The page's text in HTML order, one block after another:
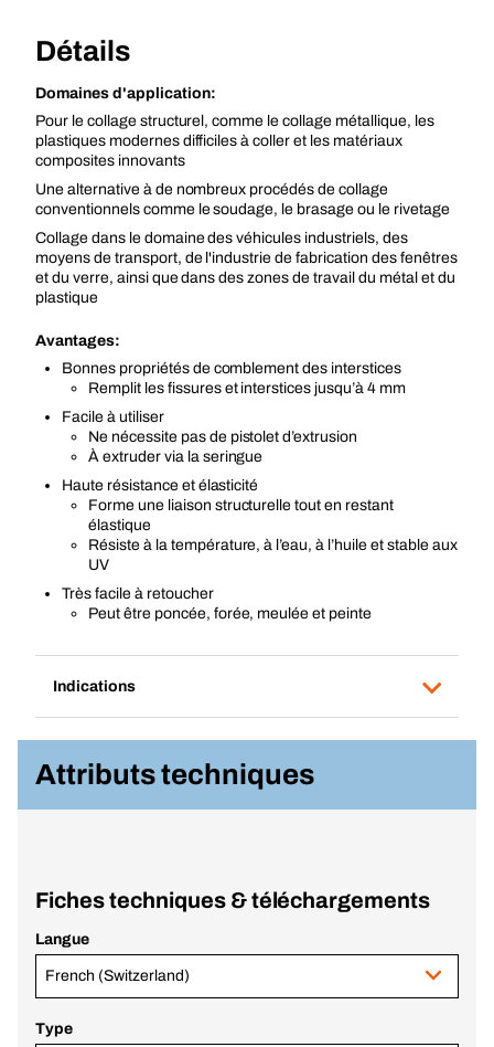
Détails
Domaines d'application:
Pour le collage structurel, comme le collage métallique, les
plastiques modernes difficiles à coller et les matériaux
composites innovants
Une alternative à de nombreux procédés de collage
conventionnels comme le soudage, le brasage ou le rivetage
Collage dans le domaine des véhicules industriels, des
moyens de transport, de l'industrie de fabrication des fenêtres
et du verre, ainsi que dans des zones de travail du métal et du
plastique
Avantages:
Bonnes propriétés de comblement des interstices
Remplit les fissures et interstices jusqu’à 4 mm
Facile à utiliser
Ne nécessite pas de pistolet d’extrusion
À extruder via la seringue
Haute résistance et élasticité
Forme une liaison structurelle tout en restant
élastique
Résiste à la température, à l’eau, à l’huile et stable aux
UV
Très facile à retoucher
Peut être poncée, forée, meulée et peinte
Indications
Attributs techniques
Fiches techniques & téléchargements
Langue
French (Switzerland)
Type